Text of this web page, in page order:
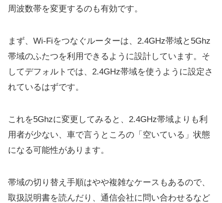
周波数帯を変更するのも有効です。
まず、Wi-Fiをつなぐルーターは、2.4GHz帯域と5Ghz
帯域のふたつを利用できるように設計しています。そ
してデフォルトでは、2.4GHz帯域を使うように設定さ
れているはずです。
これを5Ghzに変更してみると、2.4GHz帯域よりも利
用者が少ない、車で言うところの「空いている」状態
になる可能性があります。
帯域の切り替え手順はやや複雑なケースもあるので、
取扱説明書を読んだり、通信会社に問い合わせるなど